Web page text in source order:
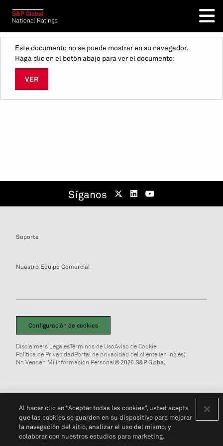
Este documento no se puede mostrar en su navegador.
Haga clic en el botón abajo para ver el documento:
VER
Síganos
Soporte
Nuestro Equipo Comercial
Configuración de cookies
Disclaimers LegalesTérminos de UsoAviso de Cookie
Política de PrivacidadPortal de privacidad del cliente (en inglés)
No Vendan Mi Información Personal© 2026 S&P Global
Al hacer clic en “Aceptar todas las cookies”, usted acepta
que las cookies se guarden en su dispositivo para mejorar
la navegación del sitio, analizar el uso del mismo, y
colaborar con nuestros estudios para marketing.